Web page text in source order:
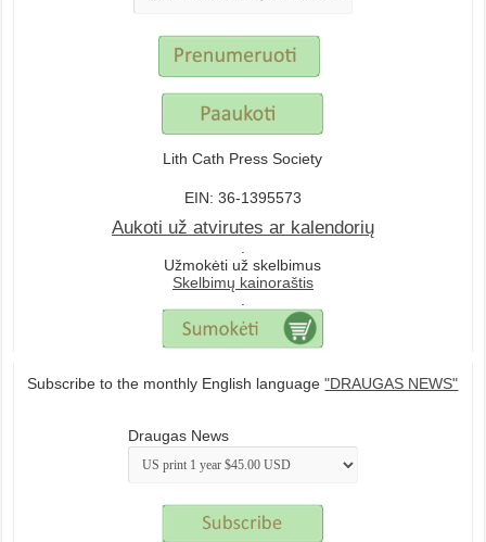
Lith Cath Press Society
EIN: 36-1395573
Aukoti už atvirutes ar kalendorių
Užmokėti už skelbimus
Skelbimų kainoraštis
Subscribe to the monthly English language"DRAUGAS NEWS"
Draugas News